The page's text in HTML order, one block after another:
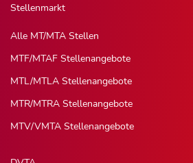
Stellenmarkt
Alle MT/MTA Stellen
MTF/MTAF Stellenangebote
MTL/MTLA Stellenangebote
MTR/MTRA Stellenangebote
MTV/VMTA Stellenangebote